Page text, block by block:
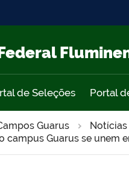
de Seleções Portal
Guarus
Notícias
campus Guarus se